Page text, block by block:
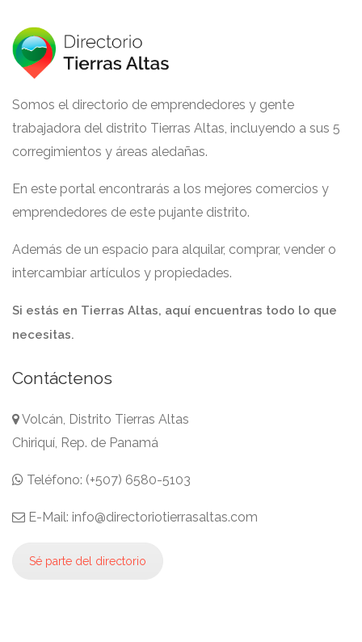
Somos el directorio de emprendedores y gente
trabajadora del distrito Tierras Altas, incluyendo a sus 5
corregimientos y áreas aledañas.
En este portal encontrarás a los mejores comercios y
emprendedores de este pujante distrito.
Además de un espacio para alquilar, comprar, vender o
intercambiar artículos y propiedades.
Si estás en Tierras Altas, aquí encuentras todo lo que
necesitas.
Contáctenos
Volcán, Distrito Tierras Altas
Chiriquí, Rep. de Panamá
Teléfono: (+507) 6580-5103
E-Mail: info@directoriotierrasaltas.com
Sé parte del directorio